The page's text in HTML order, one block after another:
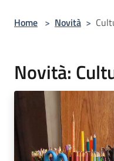
Home > Novità >
Novità: